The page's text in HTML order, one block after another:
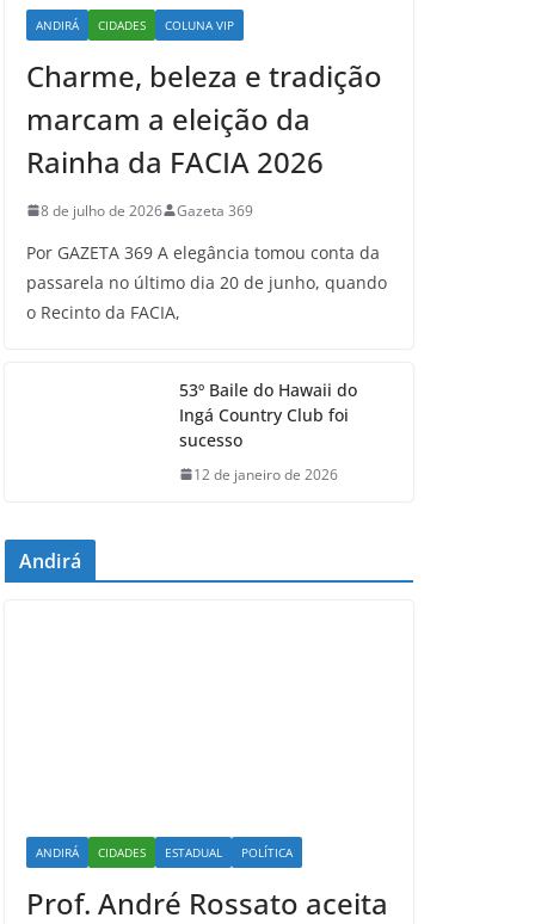
ANDIRÁ CIDADES COLUNA VIP
Charme, beleza e tradição
marcam a eleição da
Rainha da FACIA 2026
8 de julho de 2026 Gazeta 369
Por GAZETA 369 A elegância tomou conta da
passarela no último dia 20 de junho, quando
o Recinto da FACIA,
53º Baile do Hawaii do
Ingá Country Club foi
sucesso
12 de janeiro de 2026
Andirá
ANDIRÁ CIDADES ESTADUAL POLÍTICA
Prof. André Rossato aceita